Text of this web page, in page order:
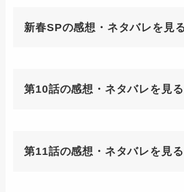
新春SPの感想・ネタバレを
第10話の感想・ネタバレを
第11話の感想・ネタバレを